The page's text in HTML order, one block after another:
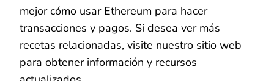
mejor cómo usar Ethereum para hacer
transacciones y pagos. Si desea ver más
recetas relacionadas, visite nuestro sitio web
para obtener información y recursos